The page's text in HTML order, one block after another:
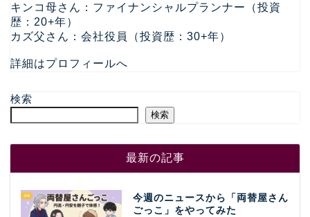
キンコ母さん：ファイナンシャルプランナー（投資
歴：20+年）
カズ父さん：会社役員（投資歴：30+年）
詳細はプロフィールへ
検索
検索
最新の記事
今週のニュースから「両替屋さん
ごっこ」をやってみた